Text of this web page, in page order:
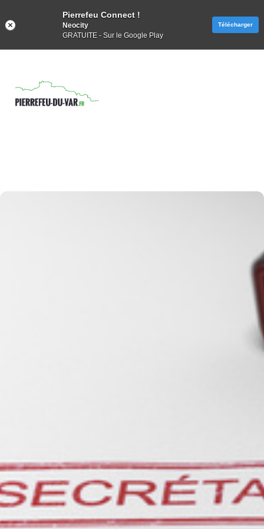
Pierrefeu Connect !
Neocity
GRATUITE - Sur le Google Play
Télécharger